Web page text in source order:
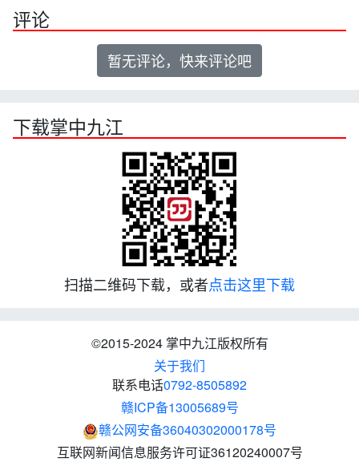
评论
暂无评论，快来评论吧
下载掌中九江
扫描二维码下载，或者点击这里下载
©2015-2024 掌中九江版权所有
关于我们
联系电话0792-8505892
赣ICP备13005689号
赣公网安备36040302000178号
互联网新闻信息服务许可证36120240007号